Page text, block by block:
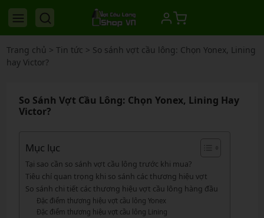
Trang chủ > Tin tức > So sánh vợt cầu lông: Chọn Yonex, Lining
hay Victor?
So Sánh Vợt Cầu Lông: Chọn Yonex, Lining Hay
Victor?
Mục lục
Tại sao cần so sánh vợt cầu lông trước khi mua?
Tiêu chí quan trọng khi so sánh các thương hiệu vợt
So sánh chi tiết các thương hiệu vợt cầu lông hàng đầu
Đặc điểm thương hiệu vợt cầu lông Yonex
Đặc điểm thương hiệu vợt cầu lông Lining